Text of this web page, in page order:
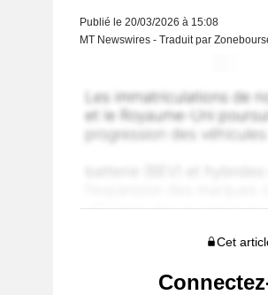
Publié le 20/03/2026 à 15:08
MT Newswires - Traduit par
Cet